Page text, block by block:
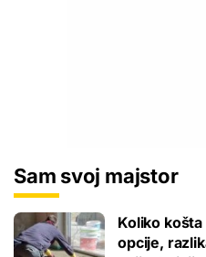
Sam svoj majstor
Koliko
opcije,